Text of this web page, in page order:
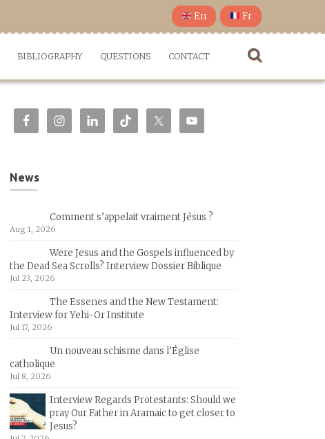
En Fr
BIBLIOGRAPHY QUESTIONS CONTACT
News
Comment s’appelait vraiment Jésus ?
Aug 1, 2026
Were Jesus and the Gospels influenced by
the Dead Sea Scrolls? Interview Dossier Biblique
Jul 23, 2026
The Essenes and the New Testament:
Interview for Yehi-Or Institute
Jul 17, 2026
Un nouveau schisme dans l’Église
catholique
Jul 8, 2026
Interview Regards Protestants: Should we
pray Our Father in Aramaic to get closer to
Jesus?